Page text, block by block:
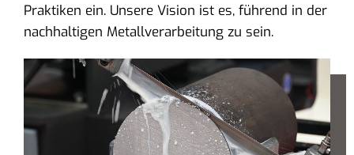
Praktiken ein. Unsere Vision ist es, führend in der
nachhaltigen Metallverarbeitung zu sein.